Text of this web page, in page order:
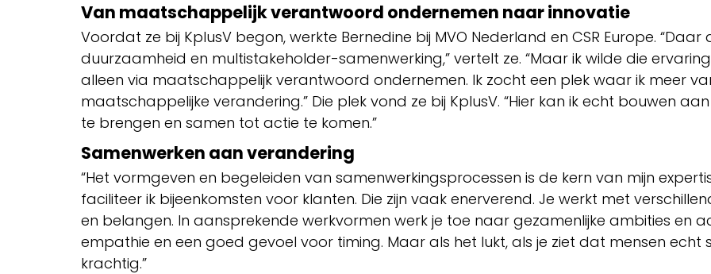
Van maatschappelijk verantwoord ondernemen naar innovatie
Voordat ze bij KplusV begon, werkte Bernedine bij MVO Nederland en CSR Europe.
duurzaamheid en multistakeholder-samenwerking,” vertelt ze. “Maar ik wilde die
alleen via maatschappelijk verantwoord ondernemen. Ik zocht een plek waar ik meer
maatschappelijke verandering.” Die plek vond ze bij KplusV. “Hier kan ik echt bouwen
te brengen en samen tot actie te komen.”
Samenwerken aan verandering
“Het vormgeven en begeleiden van samenwerkingsprocessen is de kern van mijn
faciliteer ik bijeenkomsten voor klanten. Die zijn vaak enerverend. Je werkt met
en belangen. In aansprekende werkvormen werk je toe naar gezamenlijke ambities en
empathie en een goed gevoel voor timing. Maar als het lukt, als je ziet dat mensen echt
krachtig.”